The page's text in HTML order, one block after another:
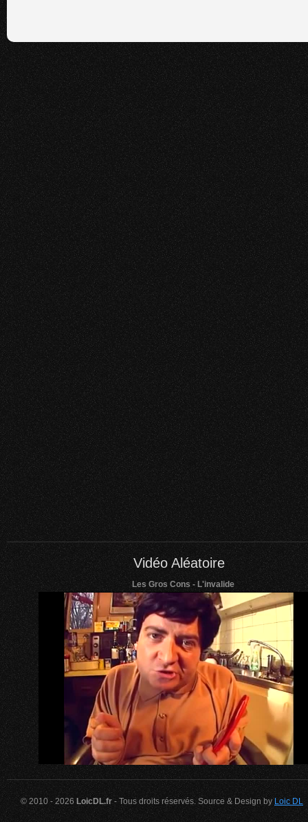
Vidéo Aléatoire
Les Gros Cons - L'invalide
© 2010 - 2026 LoicDL.fr- Tous droits réservés. Source & Design byLoic DL